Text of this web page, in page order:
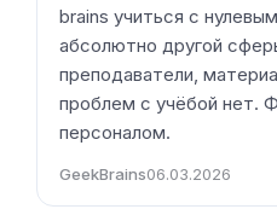
brains учиться с
абсолютно другой
преподаватели,
проблем с учёбой нет.
персоналом.
GeekBrains06.03.2026